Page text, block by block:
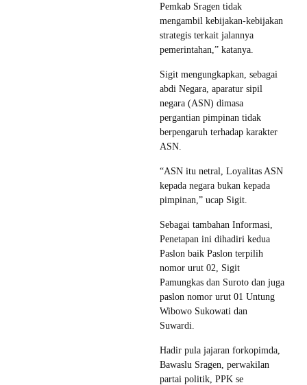
Pemkab Sragen tidak
mengambil kebijakan-kebijakan
strategis terkait jalannya
pemerintahan,” katanya.
Sigit mengungkapkan, sebagai
abdi Negara, aparatur sipil
negara (ASN) dimasa
pergantian pimpinan tidak
berpengaruh terhadap karakter
ASN.
“ASN itu netral, Loyalitas ASN
kepada negara bukan kepada
pimpinan,” ucap Sigit.
Sebagai tambahan Informasi,
Penetapan ini dihadiri kedua
Paslon baik Paslon terpilih
nomor urut 02, Sigit
Pamungkas dan Suroto dan juga
paslon nomor urut 01 Untung
Wibowo Sukowati dan
Suwardi.
Hadir pula jajaran forkopimda,
Bawaslu Sragen, perwakilan
partai politik, PPK se